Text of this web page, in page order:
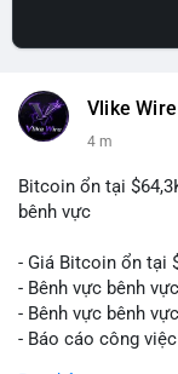
Vlike Wire
4 m
Bitcoin ổn tại
bênh vực
- Giá Bitcoin ổn tại
- Bênh vực bênh
- Bênh vực bênh
- Báo cáo công